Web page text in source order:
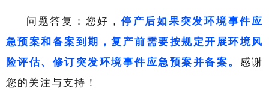
问题答复：您好， 停产后如果突发环境事件应
急预案和备案到期，复产前需要按规定开展环境风
险评估、修订突发环境事件应急预案并备案。 感谢
您的关注与支持！